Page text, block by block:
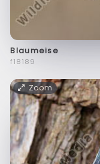
Blaumeise
f18189
Zoom